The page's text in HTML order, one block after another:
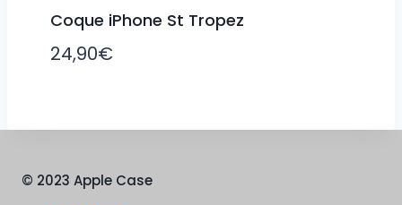
Coque iPhone St Tropez
24,90€
© 2023 Apple Case